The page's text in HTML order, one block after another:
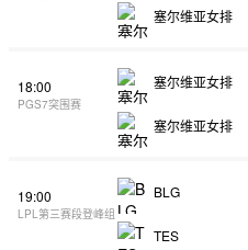
塞尔维亚女排
18:00
PGS7突围赛
塞尔维亚女排
塞尔维亚女排
19:00
LPL第三赛段登峰组
BLG
TES